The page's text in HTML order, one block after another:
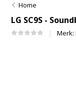
Home
LG SC9S -
Merk: